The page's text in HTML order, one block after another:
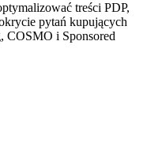
treści PDP,
pytań kupujących
COSMO i Sponsored